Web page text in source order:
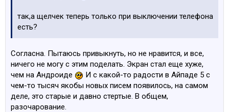
так,а щелчек теперь только при выключении телефона
есть?
Согласна. Пытаюсь привыкнуть, но не нравится, и все,
ничего не могу с этим поделать. Экран стал еще хуже,
чем на Андроиде
И с какой-то радости в Айпаде 5 с
чем-то тысяч якобы новых писем появилось, на самом
деле, это старые и давно стертые. В общем,
разочарование.